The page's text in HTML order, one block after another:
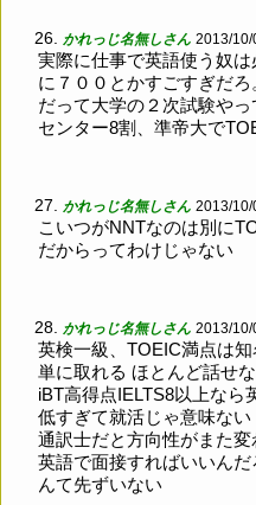
26. かれっじ名無しさん 2013/10/
実際に仕事で英語使う奴
に７００とかすごすぎだろ
だって大学の２次試験や
センター8割、準帝大で
27. かれっじ名無しさん 2013/10/
こいつがNNTなのは別に
だからってわけじゃない
28. かれっじ名無しさん 2013/10/
英検一級、TOEIC満点は
単に取れる ほとんど話せ
iBT高得点IELTS8以上なら
低すぎて就活じゃ意味ない
通訳士だと方向性がまた変
英語で面接すればいいん
んて先ずいない